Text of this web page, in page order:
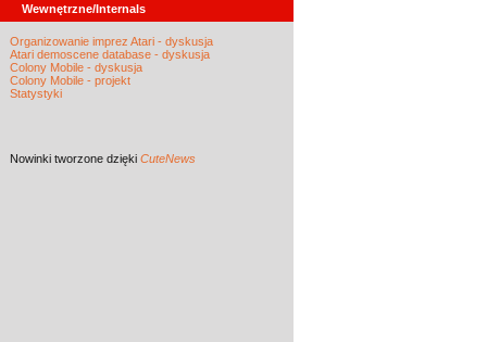
Wewnętrzne/Internals
Organizowanie imprez Atari - dyskusja
Atari demoscene database - dyskusja
Colony Mobile - dyskusja
Colony Mobile - projekt
Statystyki
Nowinki tworzone dzięki CuteNews